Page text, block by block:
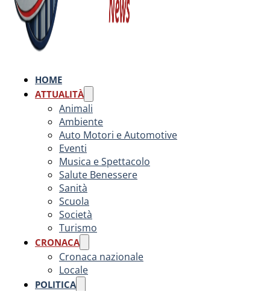
HOME
ATTUALITÀ
Animali
Ambiente
Auto Motori e Automotive
Eventi
Musica e Spettacolo
Salute Benessere
Sanità
Scuola
Società
Turismo
CRONACA
Cronaca nazionale
Locale
POLITICA